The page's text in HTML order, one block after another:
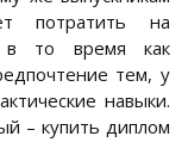
потратить на
в то время как
тем, у
навыки.
– купить диплом